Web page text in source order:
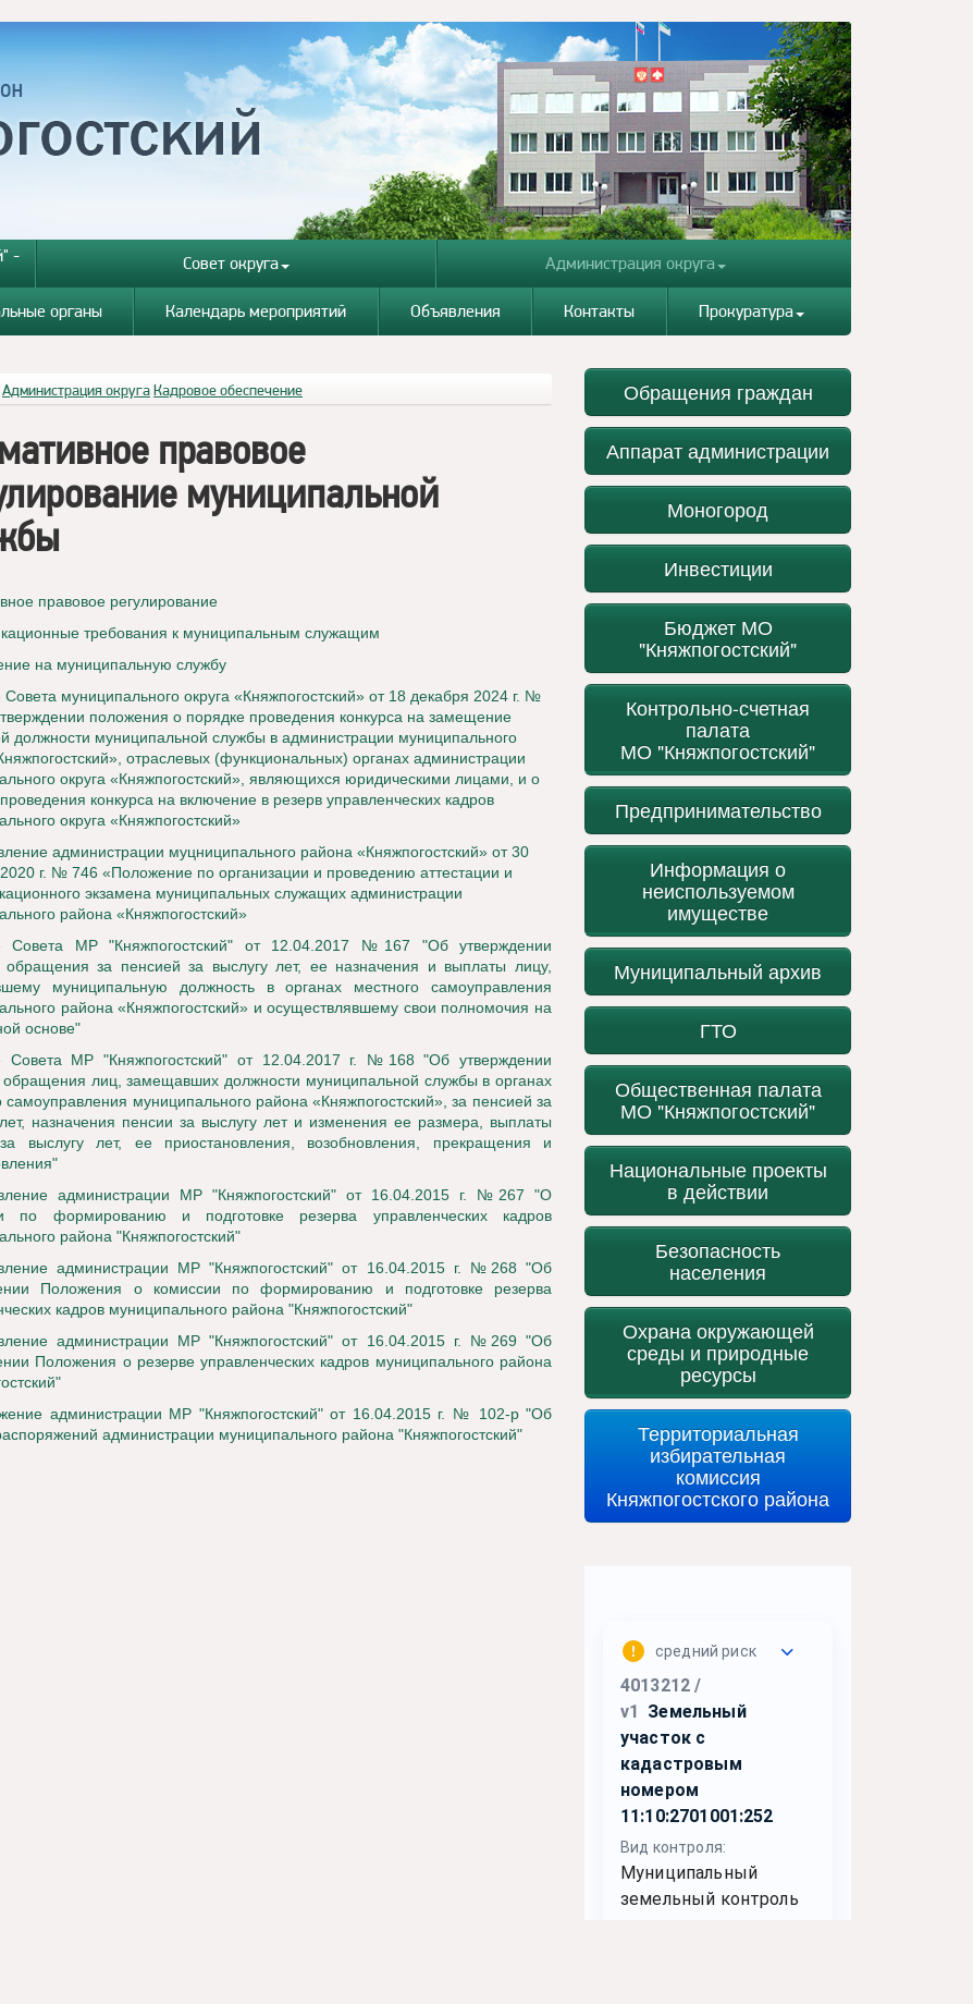
- Совет округа Администрация округа
органы Календарь мероприятий Объявления Контакты Прокуратура
Администрация округаКадровое обеспечение
правовое
муниципальной
правовое регулирование
требования к муниципальным служащим
на муниципальную службу
муниципального округа «Княжпогостский» от 18 декабря 2024 г. №
положения о порядке проведения конкурса на замещение
должности муниципальной службы в администрации муниципального
отраслевых (функциональных) органах администрации
округа «Княжпогостский», являющихся юридическими лицами, и о
конкурса на включение в резерв управленческих кадров
округа «Княжпогостский»
администрации муцниципального района «Княжпогостский» от 30
г. № 746 «Положение по организации и проведению аттестации и
экзамена муниципальных служащих администрации
района «Княжпогостский»
Совета МР "Княжпогостский" от 12.04.2017 №167 "Об утверждении
обращения за пенсией за выслугу лет, ее назначения и выплаты лицу,
муниципальную должность в органах местного самоуправления
района «Княжпогостский» и осуществлявшему свои полномочия на
основе"
Совета МР "Княжпогостский" от 12.04.2017 г. №168 "Об утверждении
обращения лиц, замещавших должности муниципальной службы в органах
самоуправления муниципального района «Княжпогостский», за пенсией за
назначения пенсии за выслугу лет и изменения ее размера, выплаты
выслугу лет, ее приостановления, возобновления, прекращения и
администрации МР "Княжпогостский" от 16.04.2015 г. №267 "О
по формированию и подготовке резерва управленческих кадров
района "Княжпогостский"
администрации МР "Княжпогостский" от 16.04.2015 г. №268 "Об
Положения о комиссии по формированию и подготовке резерва
кадров муниципального района "Княжпогостский"
администрации МР "Княжпогостский" от 16.04.2015 г. №269 "Об
Положения о резерве управленческих кадров муниципального района
администрации МР "Княжпогостский" от 16.04.2015 г. № 102-р "Об
администрации муниципального района "Княжпогостский"
Обращения граждан
Аппарат администрации
Моногород
Инвестиции
Бюджет МО
"Княжпогостский"
Контрольно-счетная
палата
МО "Княжпогостский"
Предпринимательство
Информация о
неиспользуемом
имуществе
Муниципальный архив
ГТО
Общественная палата
МО "Княжпогостский"
Национальные проекты
в действии
Безопасность
населения
Охрана окружающей
среды и природные
ресурсы
Территориальная
избирательная
комиссия
Княжпогостского района